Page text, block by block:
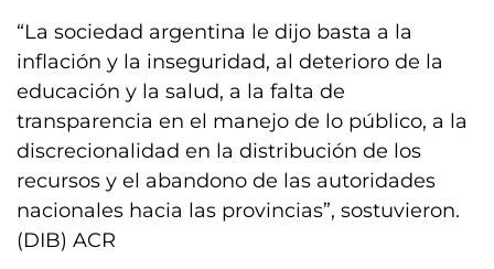
“La sociedad argentina le dijo basta a la
inflación y la inseguridad, al deterioro de la
educación y la salud, a la falta de
transparencia en el manejo de lo público, a la
discrecionalidad en la distribución de los
recursos y el abandono de las autoridades
nacionales hacia las provincias”, sostuvieron.
(DIB) ACR